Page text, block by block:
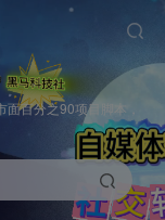
百分之90项目脚本，